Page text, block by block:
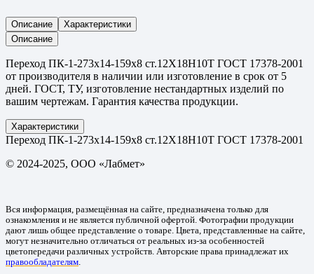
Описание
Характеристики
Описание
Переход ПК-1-273х14-159х8 ст.12Х18Н10Т ГОСТ 17378-2001
от производителя в наличии или изготовление в срок от 5
дней. ГОСТ, ТУ, изготовление нестандартных изделий по
вашим чертежам. Гарантия качества продукции.
Характеристики
Переход ПК-1-273х14-159х8 ст.12Х18Н10Т ГОСТ 17378-2001
© 2024-2025, ООО «Лабмет»
Вся информация, размещённая на сайте, предназначена только для
ознакомления и не является публичной офертой. Фотографии продукции
дают лишь общее представление о товаре. Цвета, представленные на сайте,
могут незначительно отличаться от реальных из-за особенностей
цветопередачи различных устройств. Авторские права принадлежат их
правообладателям